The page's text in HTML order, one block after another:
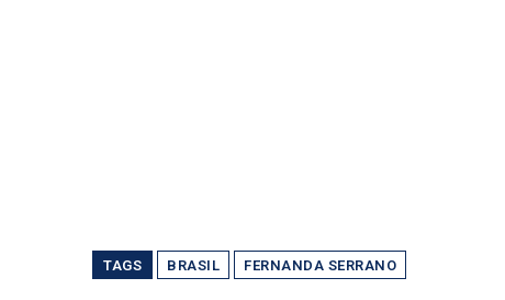
TAGS BRASIL FERNANDA SERRANO